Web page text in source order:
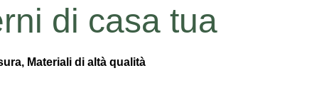
di casa tua
Materiali di altà qualità